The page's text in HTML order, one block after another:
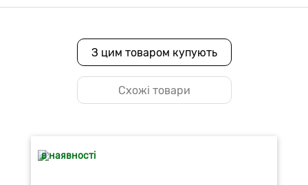
З цим товаром купують
Схожі товари
в наявності